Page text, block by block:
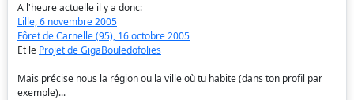
A l'heure actuelle il y a donc:
Lille, 6 novembre 2005
Fôret de Carnelle (95), 16 octobre 2005
Et le Projet de GigaBouledofolies
Mais précise nous la région ou la ville où tu habite (dans ton profil par
exemple)...